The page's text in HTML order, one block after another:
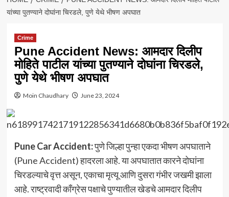
यांच्या पुतण्याने दोघांना चिरडले, पुणे येथे भीषण अपघात
Crime
Pune Accident News: आमदार दिलीप
मोहिते पाटील यांच्या पुतण्याने दोघांना चिरडले,
पुणे येथे भीषण अपघात
Moin Chaudhary June 23, 2024
Pune Car Accident:पुणे जिल्हा पुन्हा एकदा भीषण अपघाताने
(Pune Accident) हादरला आहे. या अपघातात कारने दोघांना
चिरडल्याचे वृत्त असून, एकाचा मृत्यू आणि दुसरा गंभीर जखमी झाला
आहे. राष्ट्रवादी काँग्रेस पक्षाचे पुण्यातील खेडचे आमदार दिलीप